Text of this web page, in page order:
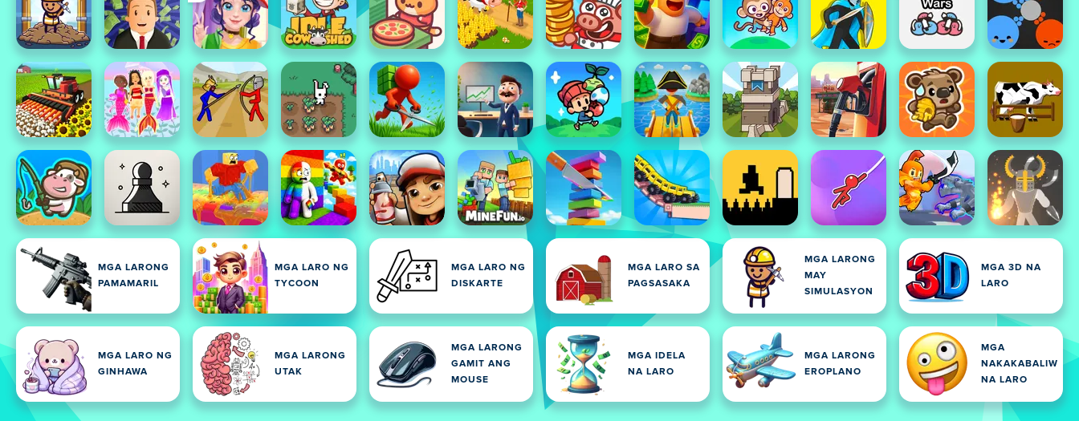
MGA LARONG
PAMAMARIL
MGA LARO NG
TYCOON
MGA LARO NG
DISKARTE
MGA LARO SA
PAGSASAKA
MGA LARONG
MAY
SIMULASYON
MGA 3D NA
LARO
MGA LARO NG
GINHAWA
MGA LARONG
UTAK
MGA LARONG
GAMIT ANG
MOUSE
MGA IDELA
NA LARO
MGA LARONG
EROPLANO
MGA
NAKAKABALIW
NA LARO